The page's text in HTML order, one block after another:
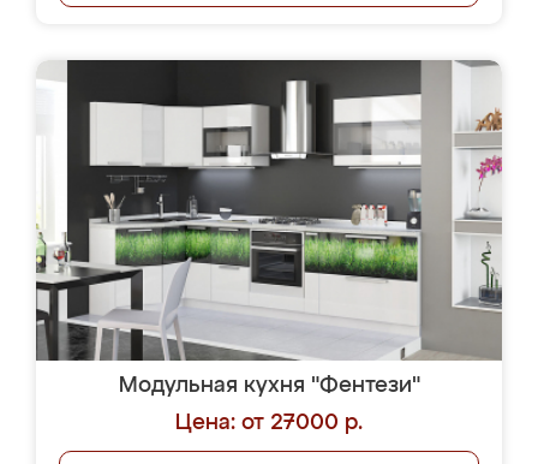
Модульная кухня "Фентези"
Цена: от 27000 р.